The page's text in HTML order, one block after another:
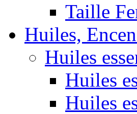
Taille
Huiles,
Huiles
Huiles
Huiles